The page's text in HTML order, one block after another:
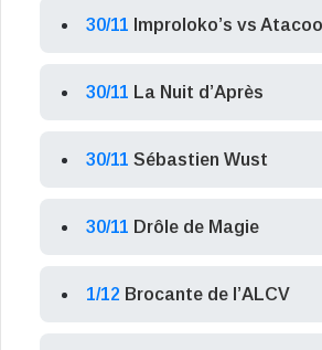
30/11 Improloko’s vs Atacool
30/11 La Nuit d’Après
30/11 Sébastien Wust
30/11 Drôle de Magie
1/12 Brocante de l’ALCV